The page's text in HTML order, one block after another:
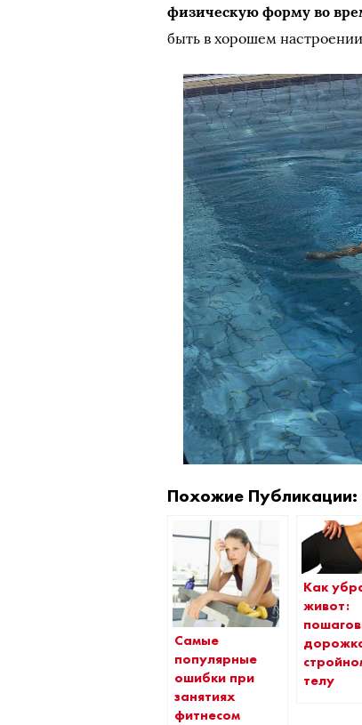
физическую форму во
быть в хорошем
Похожие Публикации:
Самые
популярные
ошибки при
занятиях
фитнесом
Как
живот:
телу